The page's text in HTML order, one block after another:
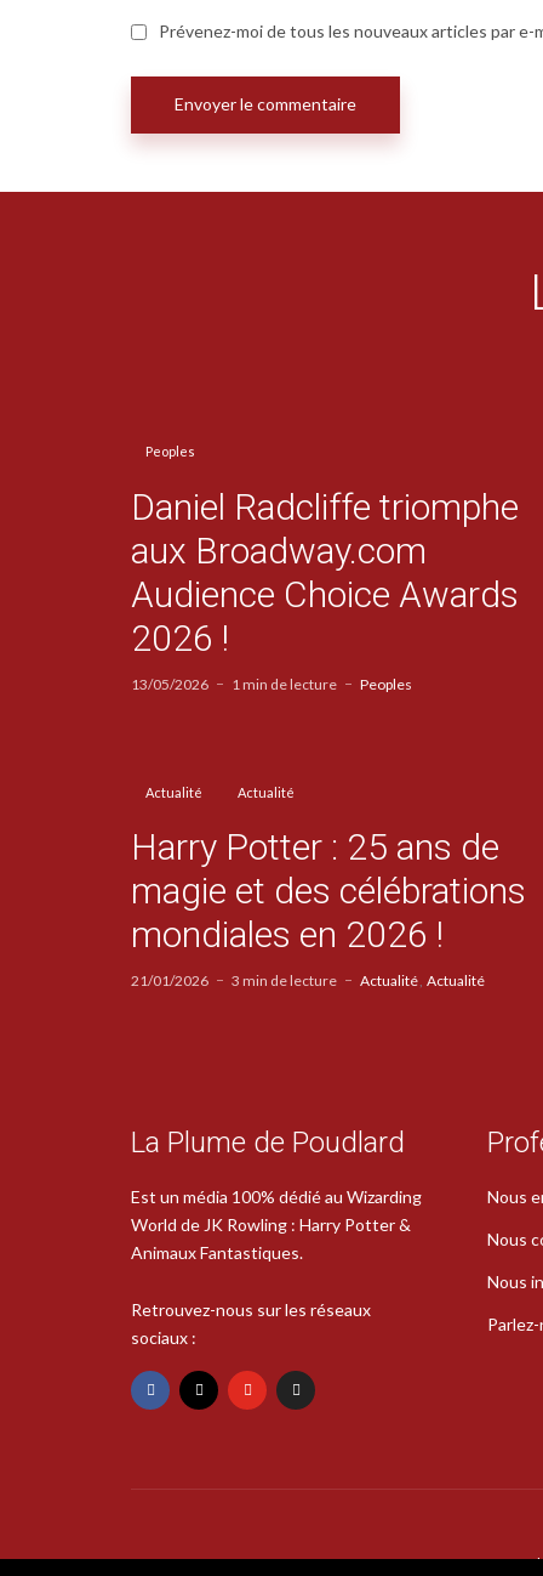
Prévenez-moi de tous les nouveaux articles par e-
Peoples
Daniel Radcliffe triomphe
aux Broadway.com
Audience Choice Awards
2026 !
13/05/2026 1 min de lecture Peoples
Actualité Actualité
Harry Potter : 25 ans de
magie et des célébrations
mondiales en 2026 !
21/01/2026 3 min de lecture Actualité Actualité
La Plume de Poudlard
Est un média 100% dédié au Wizarding
World de JK Rowling : Harry Potter &
Animaux Fantastiques.
Retrouvez-nous sur les réseaux
sociaux :
Nous
Nous
Nous